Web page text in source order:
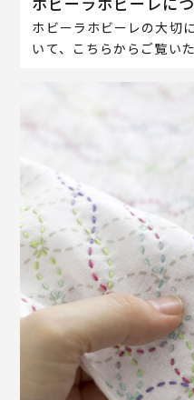
ホビーラホビーレの大切
いて、こちらからご覧いた